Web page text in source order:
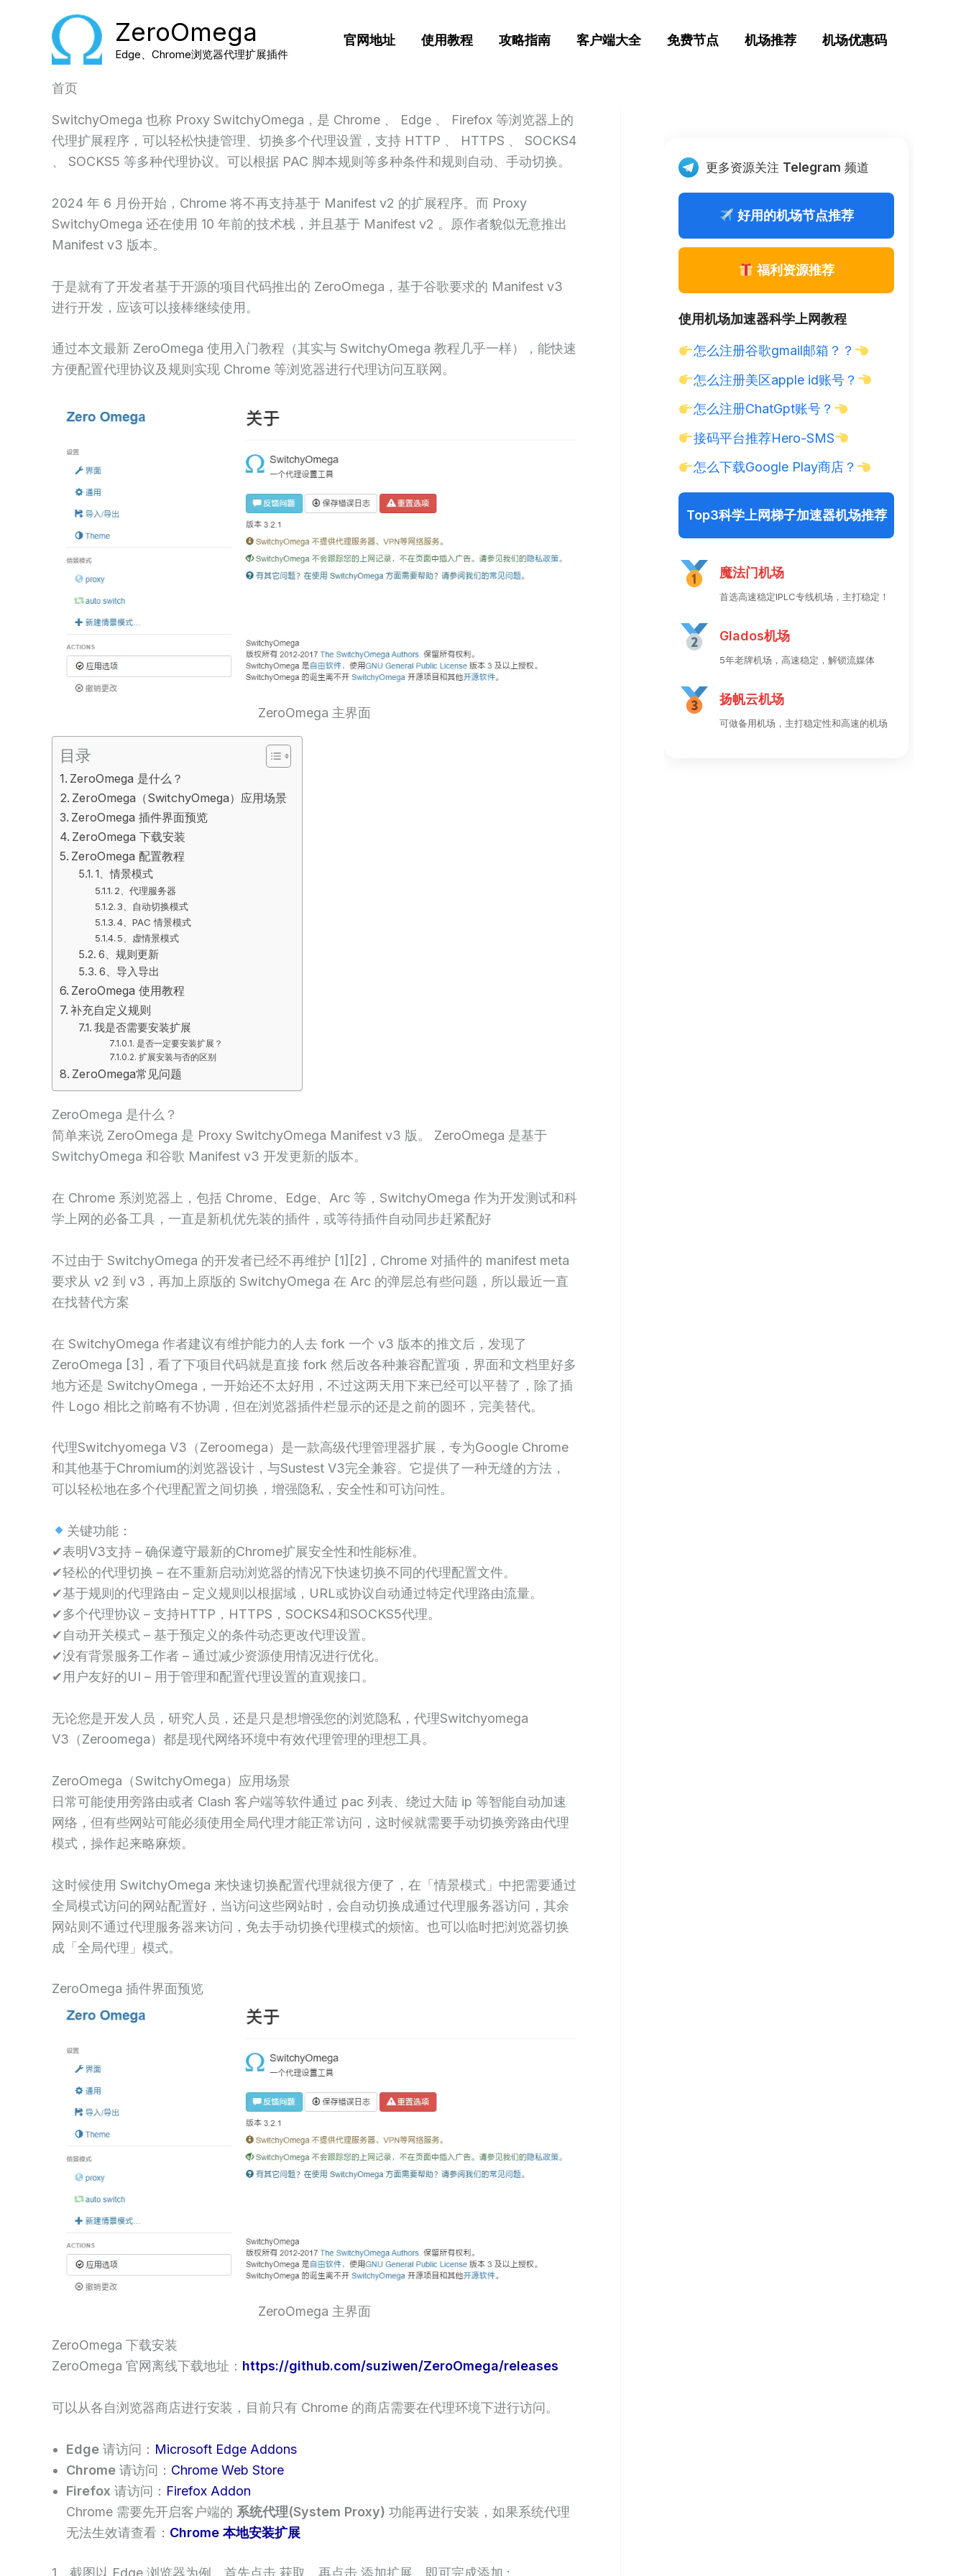
ZeroOmega
Edge、Chrome浏览器代理扩展插件
官网地址 使用教程 攻略指南 客户端大全 免费节点 机场推荐 机场优惠码
首页
SwitchyOmega 也称 Proxy SwitchyOmega，是 Chrome 、 Edge 、 Firefox 等浏览器上的
代理扩展程序，可以轻松快捷管理、切换多个代理设置，支持 HTTP 、 HTTPS 、 SOCKS4
、 SOCKS5 等多种代理协议。可以根据 PAC 脚本规则等多种条件和规则自动、手动切换。
2024 年 6 月份开始，Chrome 将不再支持基于 Manifest v2 的扩展程序。而 Proxy
SwitchyOmega 还在使用 10 年前的技术栈，并且基于 Manifest v2 。原作者貌似无意推出
Manifest v3 版本。
于是就有了开发者基于开源的项目代码推出的 ZeroOmega，基于谷歌要求的 Manifest v3
进行开发，应该可以接棒继续使用。
通过本文最新 ZeroOmega 使用入门教程（其实与 SwitchyOmega 教程几乎一样），能快速
方便配置代理协议及规则实现 Chrome 等浏览器进行代理访问互联网。
ZeroOmega 主界面
目录
ZeroOmega 是什么？
ZeroOmega（SwitchyOmega）应用场景
ZeroOmega 插件界面预览
ZeroOmega 下载安装
ZeroOmega 配置教程
1、情景模式
2、代理服务器
3、自动切换模式
4、PAC 情景模式
5、虚情景模式
6、规则更新
6、导入导出
ZeroOmega 使用教程
补充自定义规则
我是否需要安装扩展
是否一定要安装扩展？
扩展安装与否的区别
ZeroOmega常见问题
ZeroOmega 是什么？
简单来说 ZeroOmega 是 Proxy SwitchyOmega Manifest v3 版。 ZeroOmega 是基于
SwitchyOmega 和谷歌 Manifest v3 开发更新的版本。
在 Chrome 系浏览器上，包括 Chrome、Edge、Arc 等，SwitchyOmega 作为开发测试和科
学上网的必备工具，一直是新机优先装的插件，或等待插件自动同步赶紧配好
不过由于 SwitchyOmega 的开发者已经不再维护 [1][2]，Chrome 对插件的 manifest meta
要求从 v2 到 v3，再加上原版的 SwitchyOmega 在 Arc 的弹层总有些问题，所以最近一直
在找替代方案
在 SwitchyOmega 作者建议有维护能力的人去 fork 一个 v3 版本的推文后，发现了
ZeroOmega [3]，看了下项目代码就是直接 fork 然后改各种兼容配置项，界面和文档里好多
地方还是 SwitchyOmega，一开始还不太好用，不过这两天用下来已经可以平替了，除了插
件 Logo 相比之前略有不协调，但在浏览器插件栏显示的还是之前的圆环，完美替代。
代理Switchyomega V3（Zeroomega）是一款高级代理管理器扩展，专为Google Chrome
和其他基于Chromium的浏览器设计，与Sustest V3完全兼容。它提供了一种无缝的方法，
可以轻松地在多个代理配置之间切换，增强隐私，安全性和可访问性。
关键功能：
✔表明V3支持 – 确保遵守最新的Chrome扩展安全性和性能标准。
✔轻松的代理切换 – 在不重新启动浏览器的情况下快速切换不同的代理配置文件。
✔基于规则的代理路由 – 定义规则以根据域，URL或协议自动通过特定代理路由流量。
✔多个代理协议 – 支持HTTP，HTTPS，SOCKS4和SOCKS5代理。
✔自动开关模式 – 基于预定义的条件动态更改代理设置。
✔没有背景服务工作者 – 通过减少资源使用情况进行优化。
✔用户友好的UI – 用于管理和配置代理设置的直观接口。
无论您是开发人员，研究人员，还是只是想增强您的浏览隐私，代理Switchyomega
V3（Zeroomega）都是现代网络环境中有效代理管理的理想工具。
ZeroOmega（SwitchyOmega）应用场景
日常可能使用旁路由或者 Clash 客户端等软件通过 pac 列表、绕过大陆 ip 等智能自动加速
网络，但有些网站可能必须使用全局代理才能正常访问，这时候就需要手动切换旁路由代理
模式，操作起来略麻烦。
这时候使用 SwitchyOmega 来快速切换配置代理就很方便了，在「情景模式」中把需要通过
全局模式访问的网站配置好，当访问这些网站时，会自动切换成通过代理服务器访问，其余
网站则不通过代理服务器来访问，免去手动切换代理模式的烦恼。也可以临时把浏览器切换
成「全局代理」模式。
ZeroOmega 插件界面预览
ZeroOmega 主界面
ZeroOmega 下载安装
ZeroOmega 官网离线下载地址： https://github.com/suziwen/ZeroOmega/releases
可以从各自浏览器商店进行安装，目前只有 Chrome 的商店需要在代理环境下进行访问。
Edge 请访问： Microsoft Edge Addons
Chrome 请访问： Chrome Web Store
Firefox 请访问： Firefox Addon
Chrome 需要先开启客户端的 系统代理(System Proxy) 功能再进行安装，如果系统代理
无法生效请查看： Chrome 本地安装扩展
1、截图以 Edge 浏览器为例，首先点击 获取 ，再点击 添加扩展 ，即可完成添加 :
更多资源关注 Telegram 频道
好用的机场节点推荐
福利资源推荐
使用机场加速器科学上网教程
怎么注册谷歌gmail邮箱？？
怎么注册美区apple id账号？
怎么注册ChatGpt账号？
接码平台推荐Hero-SMS
怎么下载Google Play商店？
Top3科学上网梯子加速器机场推荐
魔法门机场
首选高速稳定IPLC专线机场，主打稳定！
Glados机场
5年老牌机场，高速稳定，解锁流媒体
扬帆云机场
可做备用机场，主打稳定性和高速的机场